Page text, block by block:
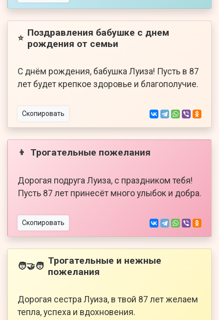
⭐ Поздравления бабушке с днем
рождения от семьи
С днём рождения, бабушка Луиза! Пусть в 87
лет будет крепкое здоровье и благополучие.
Скопировать
👦 Трогательные пожелания
Дорогая подруга Луиза, с праздником тебя!
Пусть 87 лет принесёт много улыбок и добра.
Скопировать
🧑‍🤝‍🧑 Трогательные и нежные
пожелания
Дорогая сестра Луиза, в твой 87 лет желаем
тепла, успеха и вдохновения.